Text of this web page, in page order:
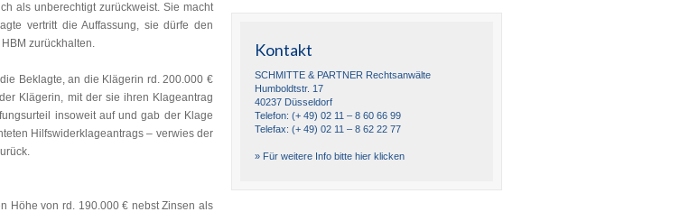
als unberechtigt zurückweist. Sie macht
vertritt die Auffassung, sie dürfe den
zurückhalten.
Beklagte, an die Klägerin rd. 200.000 €
Klägerin, mit der sie ihren Klageantrag
insoweit auf und gab der Klage
Hilfswiderklageantrags – verwies der
Höhe von rd. 190.000 € nebst Zinsen als
Kontakt
SCHMITTE & PARTNER Rechtsanwälte
Humboldtstr. 17
40237 Düsseldorf
Telefon: (+ 49) 02 11 – 8 60 66 99
Telefax: (+ 49) 02 11 – 8 62 22 77
» Für weitere Info bitte hier klicken